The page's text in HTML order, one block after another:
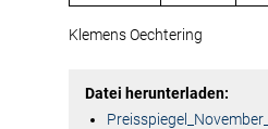
Klemens Oechtering
Datei herunterladen: